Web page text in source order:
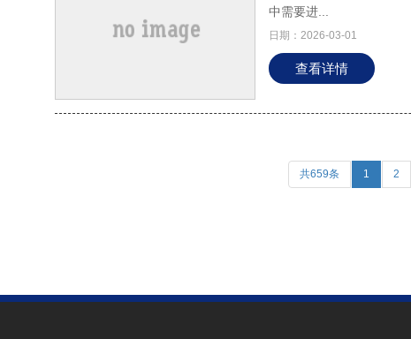
中需要进...
日期：2026-03-01
查看详情
共659条 1 2